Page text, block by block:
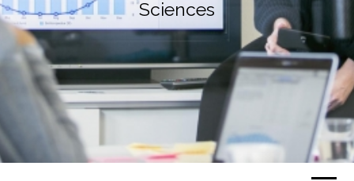
Sciences